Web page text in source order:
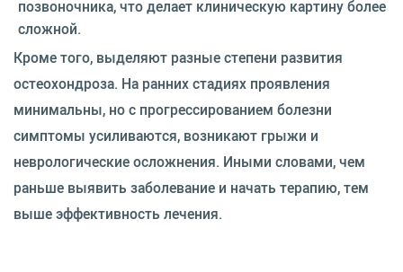
позвоночника, что делает клиническую картину более
сложной.
Кроме того, выделяют разные степени развития
остеохондроза. На ранних стадиях проявления
минимальны, но с прогрессированием болезни
симптомы усиливаются, возникают грыжи и
неврологические осложнения. Иными словами, чем
раньше выявить заболевание и начать терапию, тем
выше эффективность лечения.